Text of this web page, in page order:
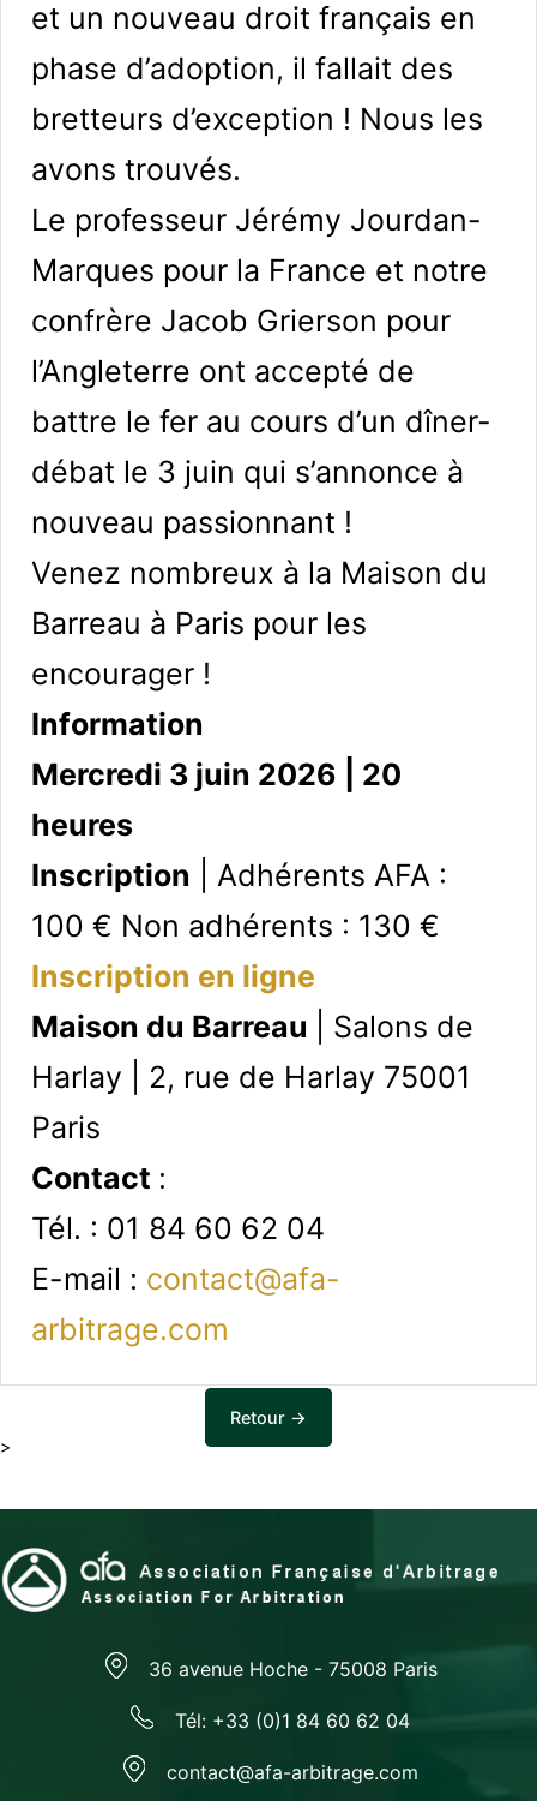
et un nouveau droit français en
phase d’adoption, il fallait des
bretteurs d’exception ! Nous les
avons trouvés.
Le professeur Jérémy Jourdan-
Marques pour la France et notre
confrère Jacob Grierson pour
l’Angleterre ont accepté de
battre le fer au cours d’un dîner-
débat le 3 juin qui s’annonce à
nouveau passionnant !
Venez nombreux à la Maison du
Barreau à Paris pour les
encourager !
Information
Mercredi 3 juin 2026 | 20
heures
Inscription | Adhérents AFA :
100 € Non adhérents : 130 €
Inscription en ligne
Maison du Barreau
| Salons de
Harlay | 2, rue de Harlay 75001
Paris
Contact :
Tél. : 01 84 60 62 04
E-mail : contact@afa-
arbitrage.com
Retour →
>
36 avenue Hoche - 75008 Paris
Tél: +33 (0)1 84 60 62 04
contact@afa-arbitrage.com